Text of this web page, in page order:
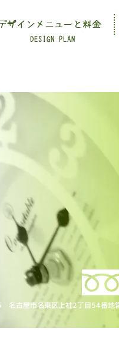
DESIGN PLAN
ザインメニューと料金
古屋市名東区上社2丁目54番地